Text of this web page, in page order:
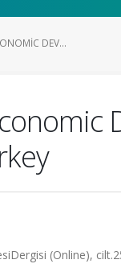
DEV...
(Online),